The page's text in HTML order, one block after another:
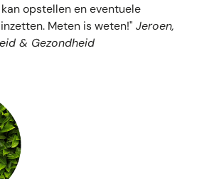
opstellen en eventuele
Meten is weten!" Jeroen,
& Gezondheid